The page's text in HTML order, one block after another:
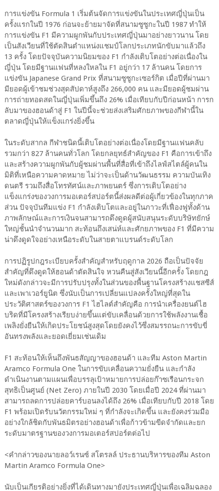
การแข่งขัน Formula 1 เริ่มต้นจัดการแข่งขันในประเทศญี่ปุ่นเป็น
ครั้งแรกในปี 1976 ก่อนจะย้ายมาจัดที่สนามซูซูกะในปี 1987 ทำให้
การแข่งขัน F1 มีความผูกพันกับประเทศญี่ปุ่นมาอย่างยาวนาน โดย
เป็นสังเวียนที่ใช้ตัดสินตำแหน่งแชมป์โลกประเภทนักขับมาแล้วถึง
13 ครั้ง โดยปัจจุบันความนิยมของ F1 กำลังเติบโตอย่างต่อเนื่องใน
ญี่ปุ่น โดยมีฐานแฟนที่หลงใหลใน F1 อยู่กว่า 17 ล้านคน โดยการ
แข่งขัน Japanese Grand Prix ที่สนามซูซูกะเซอร์กิต เมื่อปีที่ผ่านมา
มียอดผู้เข้าชมช่วงสุดสัปดาห์สูงถึง 266,000 คน และมียอดผู้ชมผ่าน
การถ่ายทอดสดในญี่ปุ่นเพิ่มขึ้นถึง 26% เมื่อเทียบกับปีก่อนหน้า การก
ลับมาของฮอนด้าสู่ F1 ในปีนี้จะช่วยส่งเสริมศักยภาพของกีฬานี้ใน
ตลาดญี่ปุ่นให้แข็งแกร่งยิ่งขึ้น
ในระดับสากล กีฬาชนิดนี้เติบโตอย่างต่อเนื่องโดยมีฐานแฟนคลับ
รวมกว่า 827 ล้านคนทั่วโลก โดยกลยุทธ์สำคัญของ F1 คือการเข้าถึง
และสร้างความผูกพันกับผู้ชมผ่านพื้นที่สื่อที่เข้าถึงไลฟ์สไตล์ผู้คนใน
มิติที่เหนือความคาดหมาย ไม่ว่าจะเป็นด้านวัฒนธรรม ความบันเทิง
ดนตรี รวมถึงสื่อโทรทัศน์และภาพยนตร์ ซึ่งการเติบโตอย่าง
แข็งแกร่งของวงการมอเตอร์สปอร์ตนี้ส่งผลดีต่อผู้เกี่ยวข้องในทุกภาค
ส่วน ปัจจุบันทีมแข่ง F1 กำลังเติบโตและอยู่ในภาวะที่เฟื่องฟูทั้งด้าน
ภาพลักษณ์และการเงินจนสามารถดึงดูดผู้สนับสนุนระดับบริษัทยักษ์
ใหญ่ชั้นนำจำนวนมาก สะท้อนถึงเสน่ห์และศักยภาพของ F1 ที่มีความ
น่าดึงดูดใจอย่างเหนือระดับในสายตาแบรนด์ระดับโลก
การปฏิรูปกฎระเบียบครั้งสำคัญสำหรับฤดูกาล 2026 ถือเป็นปัจจัย
สำคัญที่ดึงดูดให้ฮอนด้าตัดสินใจ หวนคืนสู่สังเวียนนี้อีกครั้ง โดยกฎ
ใหม่ดังกล่าวจะมีการปรับปรุงทั้งในส่วนของพื้นฐานโครงสร้างแชสซีส์
และเพาเวอร์ยูนิต ซึ่งนับเป็นการเปลี่ยนแปลงครั้งใหญ่ที่สุดใน
ประวัติศาสตร์ของวงการ F1 ไฮไลต์สำคัญคือ การนำเครื่องยนต์ไฮ
บริดที่มีโครงสร้างเรียบง่ายขึ้นแต่ขับเคลื่อนด้วยการใช้พลังงานเชื้อ
เพลิงยั่งยืนให้เกิดประโยชน์สูงสุดโดยยังคงไว้ซึ่งสมรรถนะการขับขี่
อันทรงพลังและยอดเยี่ยมเช่นเดิม
F1 สะท้อนให้เห็นถึงพันธสัญญาของฮอนด้า และทีม Aston Martin
Aramco Formula One ในการขับเคลื่อนความยั่งยืน และกำลัง
ดำเนินงานตามแผนเพื่อบรรลุเป้าหมายการปล่อยก๊าซเรือนกระจก
สุทธิเป็นศูนย์ (Net Zero) ภายในปี 2030 โดยเมื่อปี 2024 ที่ผ่านมา
สามารถลดการปล่อยคาร์บอนลงได้ถึง 26% เมื่อเทียบกับปี 2018 โดย
F1 พร้อมเปิดรับนวัตกรรมใหม่ ๆ ที่กำลังจะเกิดขึ้น และยังคงร่วมมือ
อย่างใกล้ชิดกับพันธมิตรอย่างฮอนด้าเพื่อก้าวข้ามขีดจำกัดและยก
ระดับมาตรฐานของวงการมอเตอร์สปอร์ตต่อไป
<คำกล่าวของนายลอว์เรนซ์ สโตรลล์ ประธานบริหารของทีม Aston
Martin Aramco Formula One>
นับเป็นเกียรติอย่างยิ่งที่ได้เดินทางมายังประเทศญี่ปุ่นเพื่อเฉลิมฉลอง